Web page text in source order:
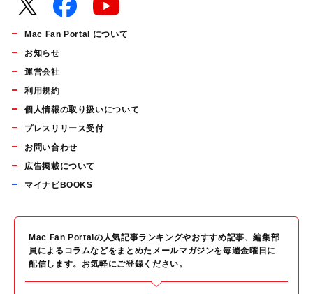
Mac Fan Portal について
お知らせ
運営会社
利用規約
個人情報の取り扱いについて
プレスリリース受付
お問い合わせ
広告掲載について
マイナビBOOKS
Mac Fan Portalの人気記事ランキングやおすすめ記事、編集部
員によるコラムなどをまとめたメールマガジンを毎週金曜日に
配信します。お気軽にご登録ください。